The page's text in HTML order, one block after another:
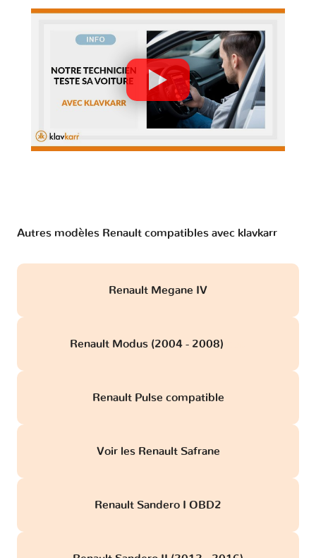
Autres modèles Renault compatibles avec klavkarr
Renault Megane IV
Renault Modus (2004 - 2008)
Renault Pulse compatible
Voir les Renault Safrane
Renault Sandero I OBD2